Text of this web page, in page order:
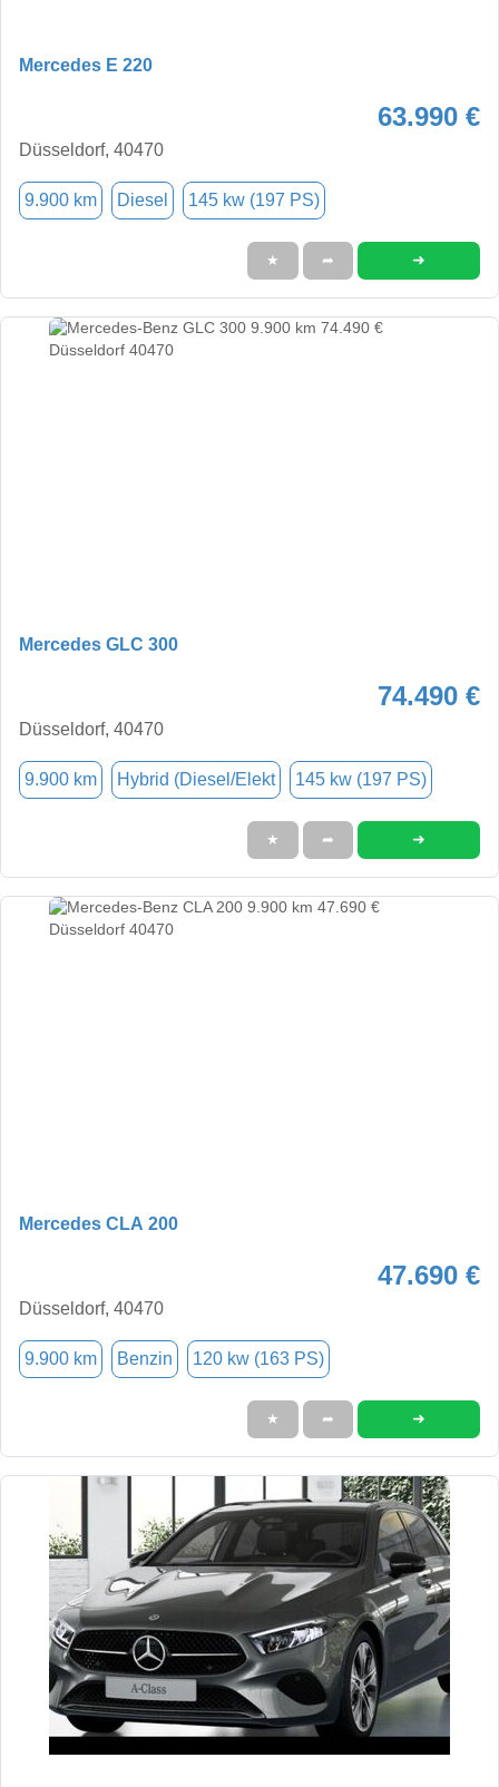
Mercedes E 220
63.990 €
Düsseldorf, 40470
9.900 km Diesel 145 kw (197 PS)
★ ➦ ➜
Mercedes GLC 300
74.490 €
Düsseldorf, 40470
9.900 km Hybrid (Diesel/Elekt 145 kw (197 PS)
★ ➦ ➜
Mercedes CLA 200
47.690 €
Düsseldorf, 40470
9.900 km Benzin 120 kw (163 PS)
★ ➦ ➜